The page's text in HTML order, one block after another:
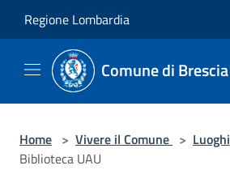
Regione Lombardia
Comune di Brescia
Home > Vivere il Comune > Luoghi
Biblioteca UAU